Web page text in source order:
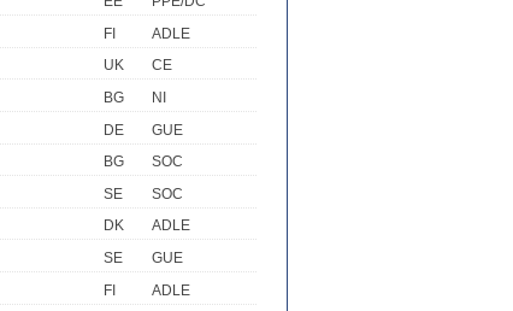
FI
ADLE
UK
CE
BG
NI
DE
GUE
BG
SOC
SE
SOC
DK
ADLE
SE
GUE
FI
ADLE